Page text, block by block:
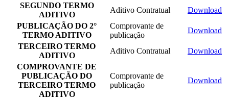
SEGUNDO TERMO
ADITIVO
Aditivo Contratual
Download
PUBLICAÇÃO DO 2°
TERMO ADITIVO
Comprovante de
publicação
Download
TERCEIRO TERMO
ADITIVO
Aditivo Contratual
Download
COMPROVANTE DE
PUBLICAÇÃO DO
TERCEIRO TERMO
ADITIVO
Comprovante de
publicação
Download